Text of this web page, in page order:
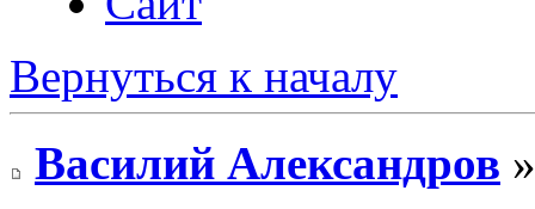
Вернуться к началу
Василий Александров